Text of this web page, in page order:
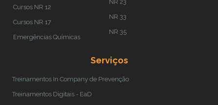
Cursos NR 12
Cursos NR 17
Emergências Químicas
NR 23
NR 33
NR 35
Serviços
Treinamentos In Company de Prevenção
Treinamentos Digitais - EaD